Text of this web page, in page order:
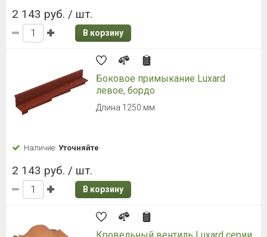
2 143 руб. / шт.
В корзину
Боковое примыкание Luxard
левое, бордо
Длина 1250 мм
Наличие: Уточняйте
2 143 руб. / шт.
В корзину
Кровельный вентиль Luxard серии